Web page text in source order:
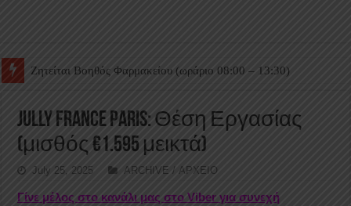
Ζητείται Βοηθός Θαλάμου
Jully France Paris: Θέση Εργασίας
(μισθός €1.595 μεικτά)
July 25, 2025 ARCHIVE / ΑΡΧΕΙΟ
Γίνε μέλος στο κανάλι μας στο Viber για συνεχή